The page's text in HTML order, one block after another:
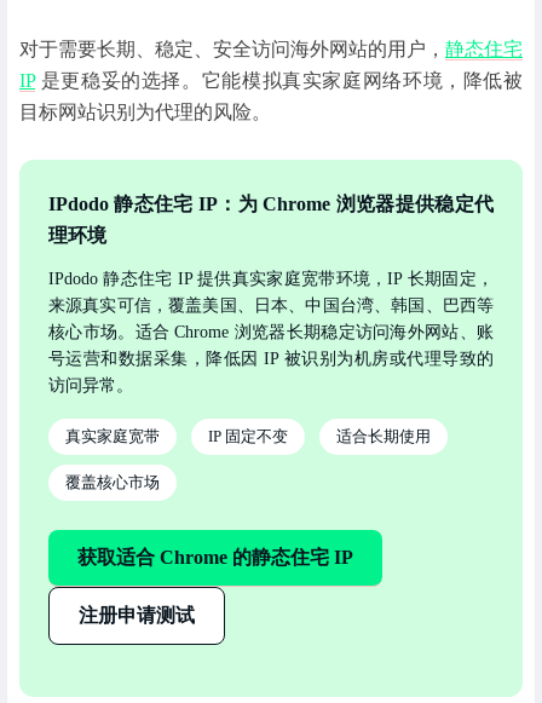
对于需要长期、稳定、安全访问海外网站的用户， 静态住宅
IP是更稳妥的选择。它能模拟真实家庭网络环境，降低被
目标网站识别为代理的风险。
IPdodo 静态住宅 IP：为 Chrome 浏览器提供稳定代
理环境
IPdodo 静态住宅 IP 提供真实家庭宽带环境，IP 长期固定，
来源真实可信，覆盖美国、日本、中国台湾、韩国、巴西等
核心市场。适合 Chrome 浏览器长期稳定访问海外网站、账
号运营和数据采集，降低因 IP 被识别为机房或代理导致的
访问异常。
真实家庭宽带 IP 固定不变 适合长期使用
覆盖核心市场
获取适合 Chrome 的静态住宅 IP
注册申请测试